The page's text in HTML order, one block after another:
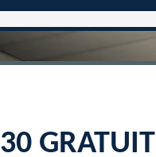
GRATUIT